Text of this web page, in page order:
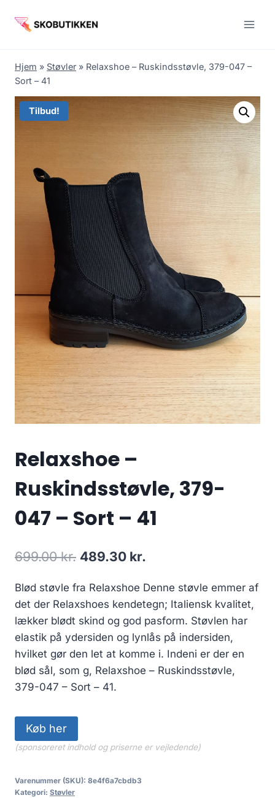
Hjem » Støvler » Relaxshoe – Ruskindsstøvle, 379-047 –
Sort – 41
Tilbud!
Relaxshoe –
Ruskindsstøvle, 379-
047 – Sort – 41
699.00kr. Den
pris
var:
699.00 kr..
489.30 kr.
pris
er:
489.30 kr..
Blød støvle fra Relaxshoe Denne støvle emmer af
det der Relaxshoes kendetegn; Italiensk kvalitet,
lækker blødt skind og god pasform. Støvlen har
elastik på ydersiden og lynlås på indersiden,
hvilket gør den let at komme i. Indeni er der en
blød sål, som g, Relaxshoe – Ruskindsstøvle,
379-047 – Sort – 41.
Køb her
(sponsoreret indhold og priserne er vejledende)
Varenummer (SKU): 8e4f6a7cbdb3
Kategori: Støvler